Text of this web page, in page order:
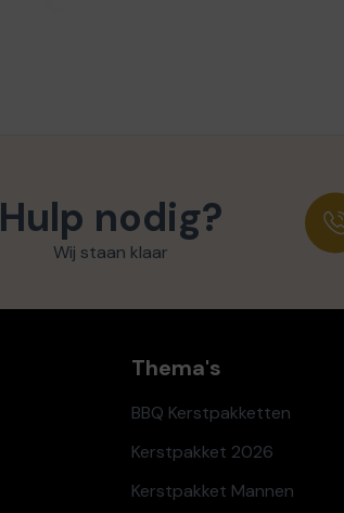
Hulp nodig?
Wij staan klaar
Thema's
BBQ Kerstpakketten
Kerstpakket 2026
Kerstpakket Mannen